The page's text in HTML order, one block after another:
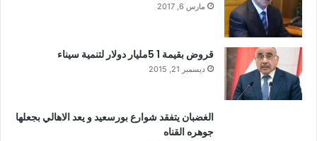
مارس 6, 2017
قروض بقيمة 1 5مليار دولار لتنمية سيناء
ديسمبر 21, 2015
الغضبان يتفقد شوارع بورسعيد و يعد الاهالي بجعلها
جوهره القناه